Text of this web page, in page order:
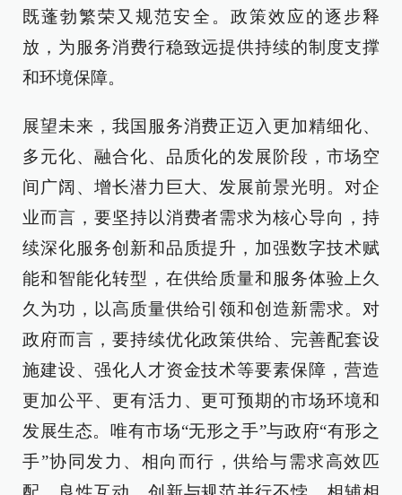
既蓬勃繁荣又规范安全。政策效应的逐步释
放，为服务消费行稳致远提供持续的制度支撑
和环境保障。
展望未来，我国服务消费正迈入更加精细化、
多元化、融合化、品质化的发展阶段，市场空
间广阔、增长潜力巨大、发展前景光明。对企
业而言，要坚持以消费者需求为核心导向，持
续深化服务创新和品质提升，加强数字技术赋
能和智能化转型，在供给质量和服务体验上久
久为功，以高质量供给引领和创造新需求。对
政府而言，要持续优化政策供给、完善配套设
施建设、强化人才资金技术等要素保障，营造
更加公平、更有活力、更可预期的市场环境和
发展生态。唯有市场“无形之手”与政府“有形之
手”协同发力、相向而行，供给与需求高效匹